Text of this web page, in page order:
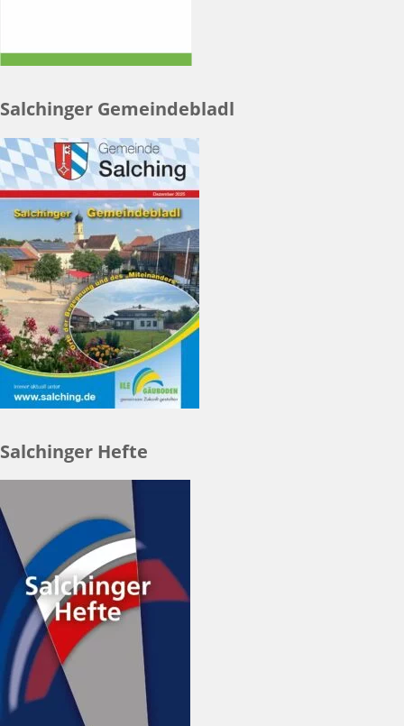
Salchinger Gemeindebladl
Salchinger Hefte